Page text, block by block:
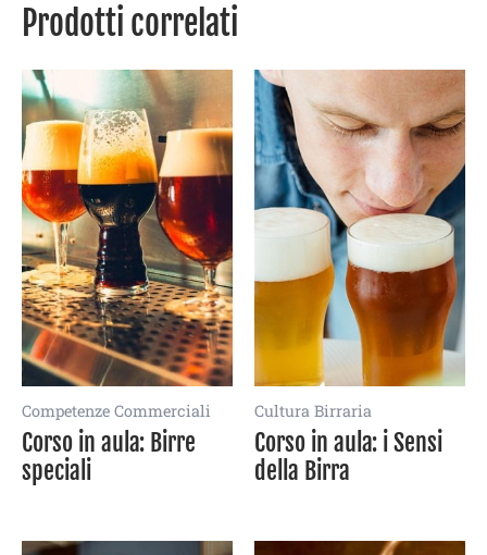
Prodotti correlati
Competenze Commerciali
Corso in aula: Birre
speciali
Cultura Birraria
Corso in aula: i Sensi
della Birra